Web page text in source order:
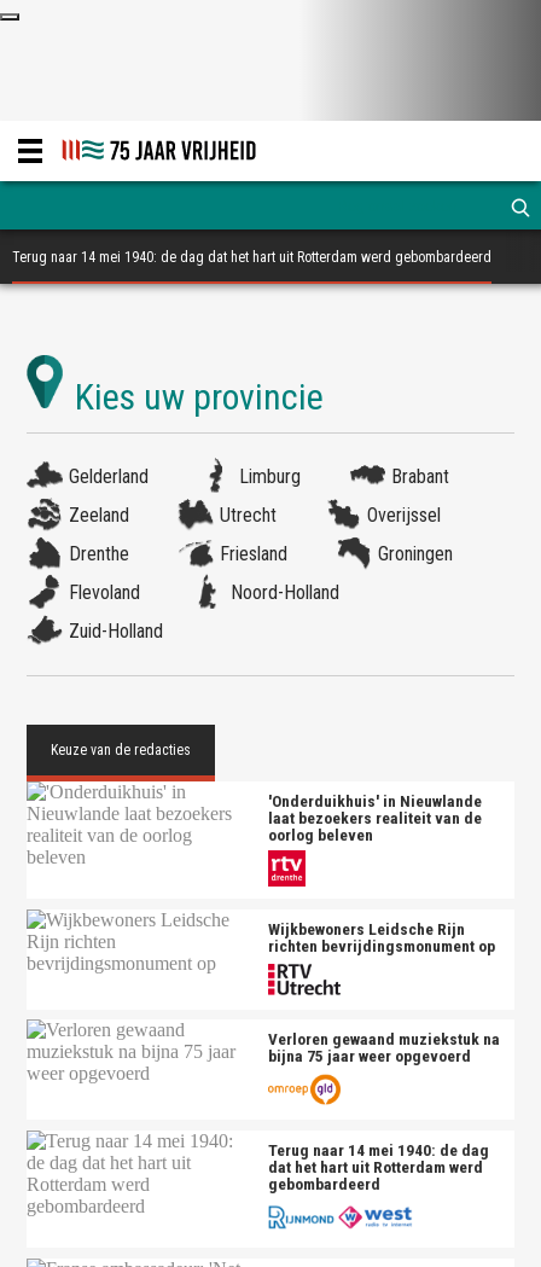
Terug naar 14 mei 1940: de dag dat het hart uit Rotterdam werd gebombardeerd
Gelderland Limburg
Brabant
Zeeland
Utrecht
Overijssel
Drenthe
Friesland
Groningen
Flevoland
Noord-Holland
Zuid-Holland
'Onderduikhuis' in Nieuwlande
laat bezoekers realiteit van de
oorlog beleven
Wijkbewoners Leidsche Rijn
richten bevrijdingsmonument op
Verloren gewaand muziekstuk na
bijna 75 jaar weer opgevoerd
Terug naar 14 mei 1940: de dag
dat het hart uit Rotterdam werd
gebombardeerd